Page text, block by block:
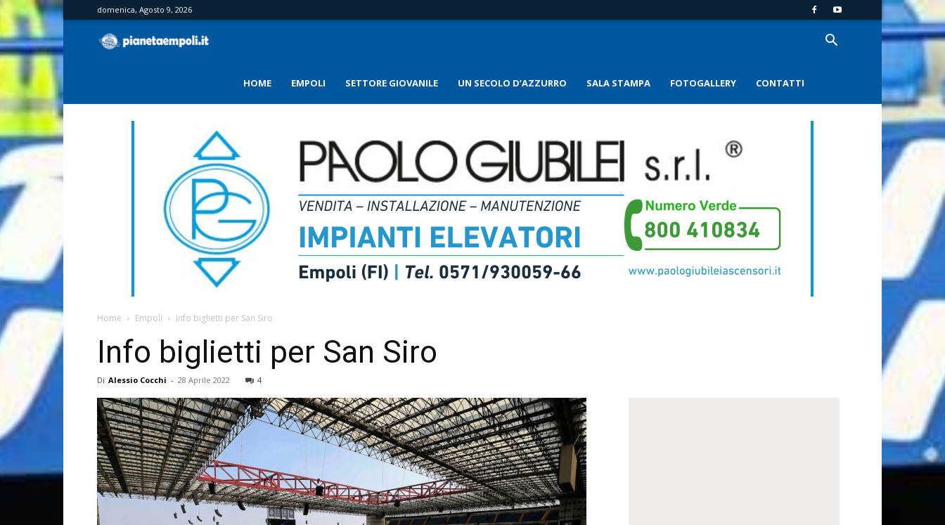
domenica, Agosto 9, 2026
HOME EMPOLI SETTORE GIOVANILE UN SECOLO D’AZZURRO SALA STAMPA FOTOGALLERY CONTATTI
Home Empoli Info biglietti per San Siro
Info biglietti per San Siro
Di Alessio Cocchi - 28 Aprile 2022 4